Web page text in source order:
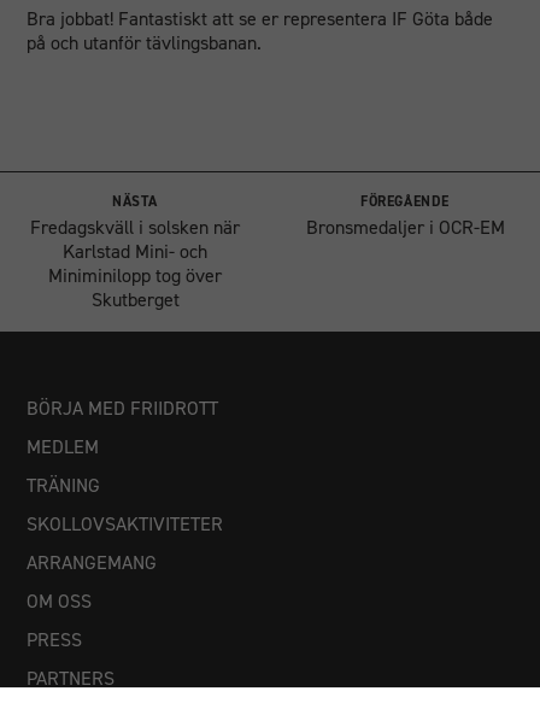
Bra jobbat! Fantastiskt att se er representera IF Göta både
på och utanför tävlingsbanan.
NÄSTA
Fredagskväll i solsken när
Karlstad Mini- och
Miniminilopp tog över
Skutberget
FÖREGÅENDE
Bronsmedaljer i OCR-EM
BÖRJA MED FRIIDROTT
MEDLEM
TRÄNING
SKOLLOVSAKTIVITETER
ARRANGEMANG
OM OSS
PRESS
PARTNERS